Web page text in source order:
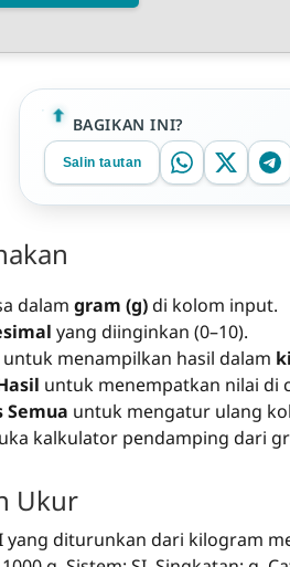
BAGIKAN INI?
Salin tautan
dalam gram (g)di kolom input.
yang diinginkan (0–10).
untuk menampilkan hasil dalam
untuk menempatkan nilai di
Semua untuk mengatur ulang
kalkulator pendamping dari
Ukur
diturunkan dari kilogram